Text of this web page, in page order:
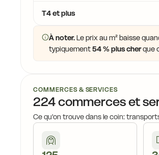
T4 et plus
À noter.Le prix au m² baisse
typiquement54 % plus cherque
COMMERCES & SERVICES
224 commerces et
Ce qu'on trouve dans le coin: